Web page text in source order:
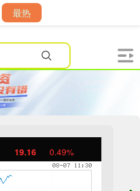
19.16 0.49%
最热